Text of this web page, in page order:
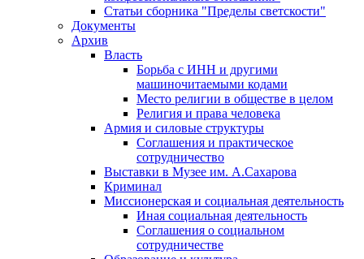
Статьи сборника "Пределы светскости"
Документы
Архив
Власть
Борьба с ИНН и другими
машиночитаемыми кодами
Место религии в обществе в целом
Религия и права человека
Армия и силовые структуры
Соглашения и практическое
сотрудничество
Выставки в Музее им. А.Сахарова
Криминал
Миссионерская и социальная деятельность
Иная социальная деятельность
Соглашения о социальном
сотрудничестве